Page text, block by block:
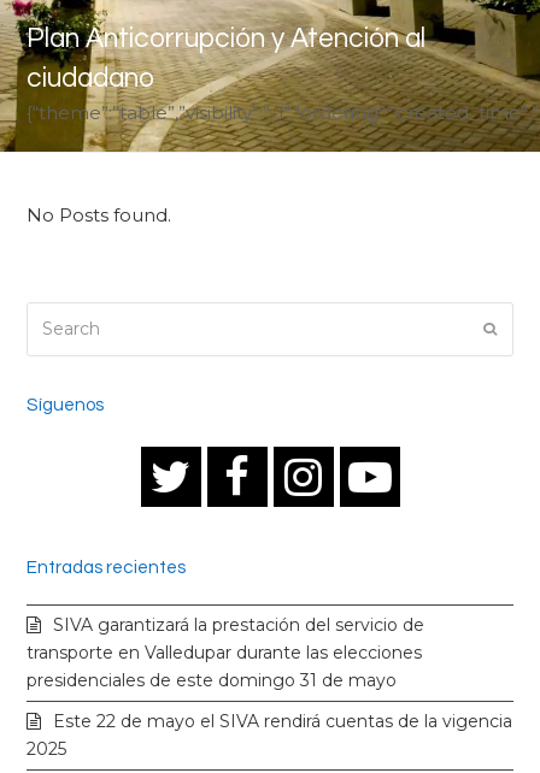
Plan Anticorrupción y Atención al
ciudadano
{“theme”:”table”,”visibility”:”-
No Posts found.
Síguenos
i
t
t
c
e
b
s
t
a
Y
u
t
u
Entradas recientes
SIVA garantizará la prestación del servicio de
transporte en Valledupar durante las elecciones
presidenciales de este domingo 31 de mayo
Este 22 de mayo el SIVA rendirá cuentas de la vigencia
2025